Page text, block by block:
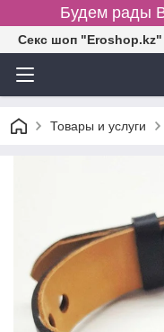
Будем рады
Секс шоп "Eroshop.kz"
Товары и услуги